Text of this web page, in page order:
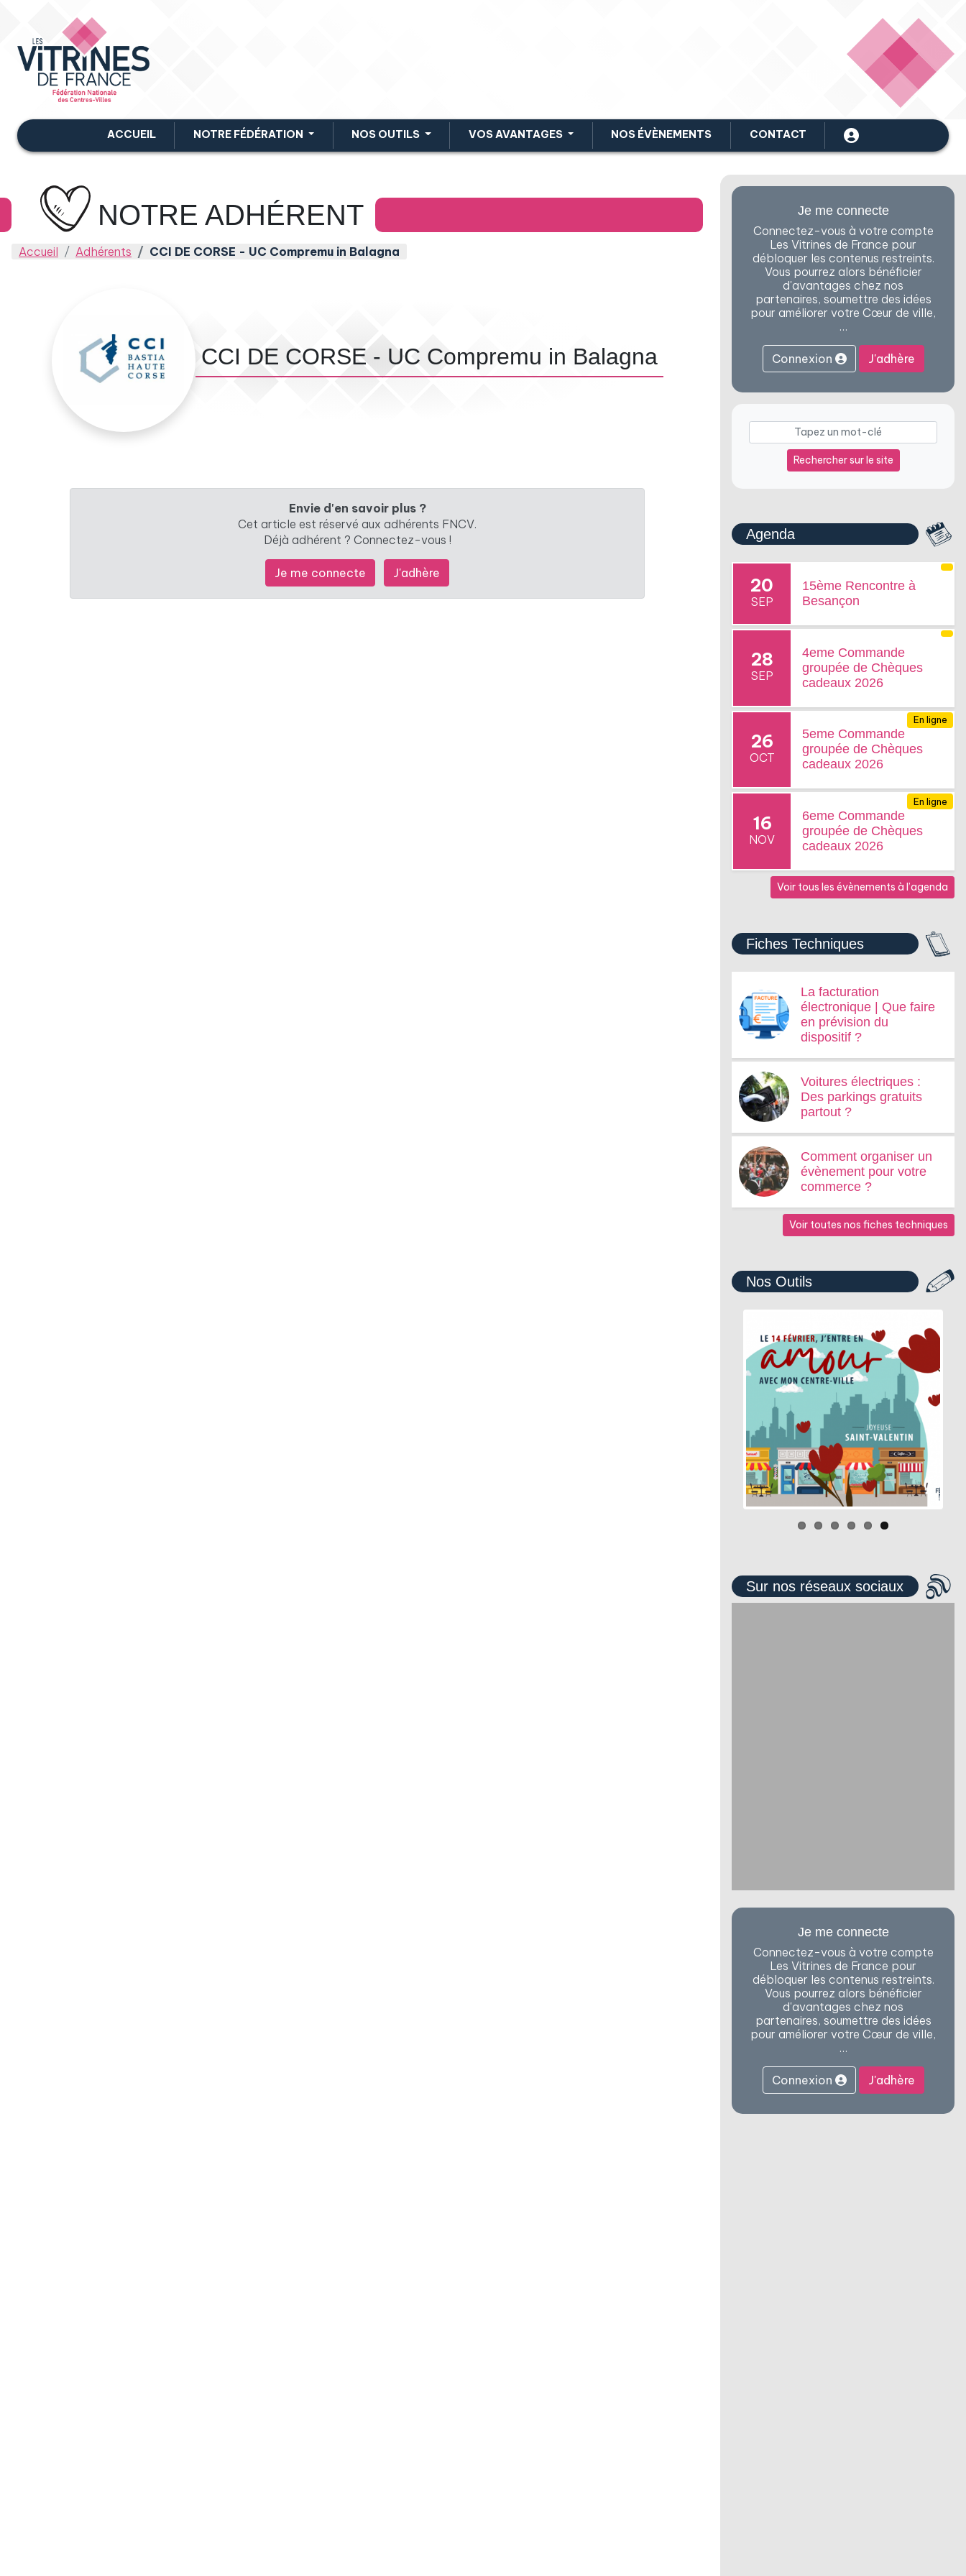
ACCUEIL NOTRE FÉDÉRATION NOS OUTILS VOS AVANTAGES NOS ÉVÈNEMENTS CONTACT
NOTRE ADHÉRENT
Accueil Adhérents CCI DE CORSE - UC Compremu in Balagna
CCI DE CORSE - UC Compremu in Balagna
Envie d'en savoir plus ?
Cet article est réservé aux adhérents FNCV.
Déjà adhérent ? Connectez-vous !
Je me connecte J'adhère
Je me connecte
Connectez-vous à votre compte
Les Vitrines de France pour
débloquer les contenus restreints.
Vous pourrez alors bénéficier
d'avantages chez nos
partenaires, soumettre des idées
pour améliorer votre Cœur de ville,
…
Connexion J'adhère
Rechercher sur le site
Agenda
20
SEP
15ème Rencontre à
Besançon
28
SEP
4eme Commande
groupée de Chèques
cadeaux 2026
26
OCT
5eme Commande
groupée de Chèques
cadeaux 2026
En ligne
16
NOV
6eme Commande
groupée de Chèques
cadeaux 2026
En ligne
Voir tous les évènements à l’agenda
Fiches Techniques
La facturation
électronique | Que faire
en prévision du
dispositif ?
Voitures électriques :
Des parkings gratuits
partout ?
Comment organiser un
évènement pour votre
commerce ?
Voir toutes nos fiches techniques
Nos Outils
Sur nos réseaux sociaux
Je me connecte
Connectez-vous à votre compte
Les Vitrines de France pour
débloquer les contenus restreints.
Vous pourrez alors bénéficier
d'avantages chez nos
partenaires, soumettre des idées
pour améliorer votre Cœur de ville,
…
Connexion J'adhère